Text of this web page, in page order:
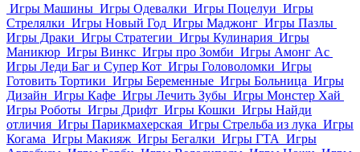
Игры Машины Игры Одевалки Игры Поцелуи Игры
Стрелялки Игры Новый Год Игры Маджонг Игры Пазлы
Игры Драки Игры Стратегии Игры Кулинария Игры
Маникюр Игры Винкс Игры про Зомби Игры Амонг Ас
Игры Леди Баг и Супер Кот Игры Головоломки Игры
Готовить Тортики Игры Беременные Игры Больница Игры
Дизайн Игры Кафе Игры Лечить Зубы Игры Монстер Хай
Игры Роботы Игры Дрифт Игры Кошки Игры Найди
отличия Игры Парикмахерская Игры Стрельба из лука Игры
Когама Игры Макияж Игры Бегалки Игры ГТА Игры